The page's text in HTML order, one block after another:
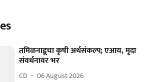
तमिळनाडूचा कृषी अर्थसंकल्प; एआय, मृदा
संवर्धनावर भर
CD 06 August 2026